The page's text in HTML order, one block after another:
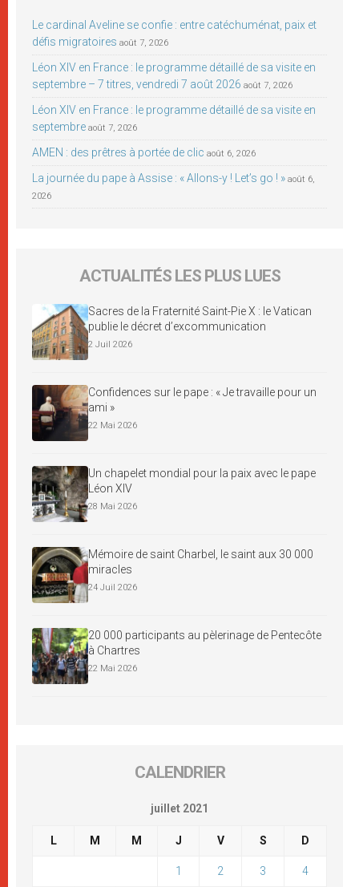
Le cardinal Aveline se confie : entre catéchuménat, paix et
défis migratoires août 7, 2026
Léon XIV en France : le programme détaillé de sa visite en
septembre – 7 titres, vendredi 7 août 2026 août 7, 2026
Léon XIV en France : le programme détaillé de sa visite en
septembre août 7, 2026
AMEN : des prêtres à portée de clic août 6, 2026
La journée du pape à Assise : « Allons-y ! Let’s go ! » août 6,
2026
ACTUALITÉS LES PLUS LUES
Sacres de la Fraternité Saint-Pie X : le Vatican
publie le décret d’excommunication
2 Juil 2026
Confidences sur le pape : « Je travaille pour un
ami »
22 Mai 2026
Un chapelet mondial pour la paix avec le pape
Léon XIV
28 Mai 2026
Mémoire de saint Charbel, le saint aux 30 000
miracles
24 Juil 2026
20 000 participants au pèlerinage de Pentecôte
à Chartres
22 Mai 2026
CALENDRIER
juillet 2021
L M M J V S D
1 2 3 4